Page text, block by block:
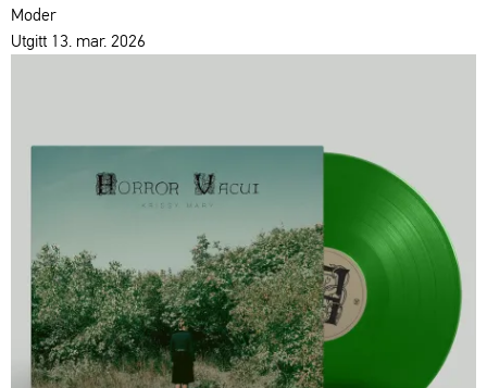
Moder
Utgitt 13. mar. 2026